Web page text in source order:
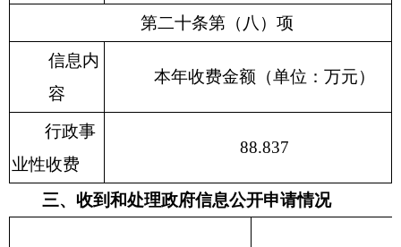
第二十条第（八）项
信息内
容
本年收费金额（单位：万元）
行政事
业性收费
88.837
三、收到和处理政府信息公开申请情况